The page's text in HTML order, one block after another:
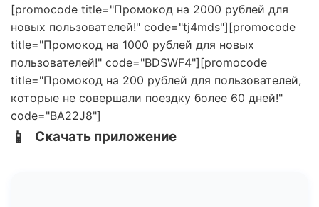
[promocode title="Промокод на 2000 рублей для
новых пользователей!" code="tj4mds"][promocode
title="Промокод на 1000 рублей для новых
пользователей!" code="BDSWF4"][promocode
title="Промокод на 200 рублей для пользователей,
которые не совершали поездку более 60 дней!"
code="BA22J8"]
📱 Скачать приложение